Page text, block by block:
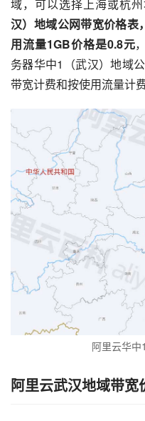
域，可以选择上海或杭州
汉）地域公网带宽价格表
用流量1GB价格是0.8元
务器华中1（武汉）地域
带宽计费和按使用流量计费
阿里云华
阿里云武汉地域带宽